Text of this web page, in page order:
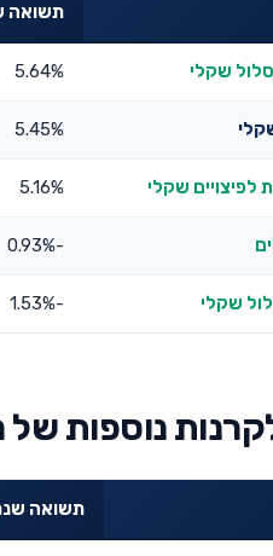
תשואה
שקלי 5.64%
5.45%
לפיצויים שקלי 5.16%
-0.93%
שקלי -1.53%
נוספות
תשואה שנתית